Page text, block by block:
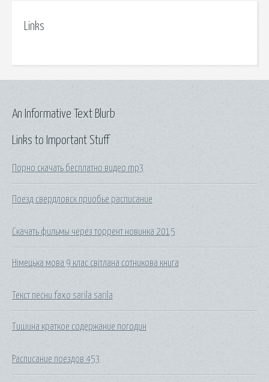
Links
Links to Important Stuff
Порно скачать бесплатно видео mp3
Поезд свердловск приобье расписание
Скачать фильмы через торрент новинка 2015
Німецька мова 9 клас світлана сотникова книга
Текст песни faxo sarila sarila
Тишина краткое содержание погодин
Расписание поездов 453
An Informative Text Blurb